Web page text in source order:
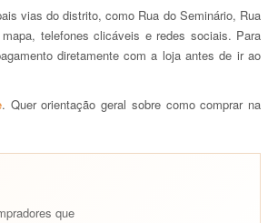
vias do distrito, como Rua do Seminário, Rua
telefones clicáveis e redes sociais. Para
diretamente com a loja antes de ir ao
. Quer orientação geral sobre como comprar na
que